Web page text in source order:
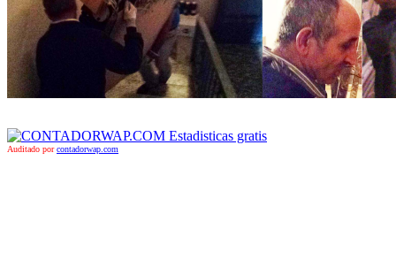
Auditado porcontadorwap.com